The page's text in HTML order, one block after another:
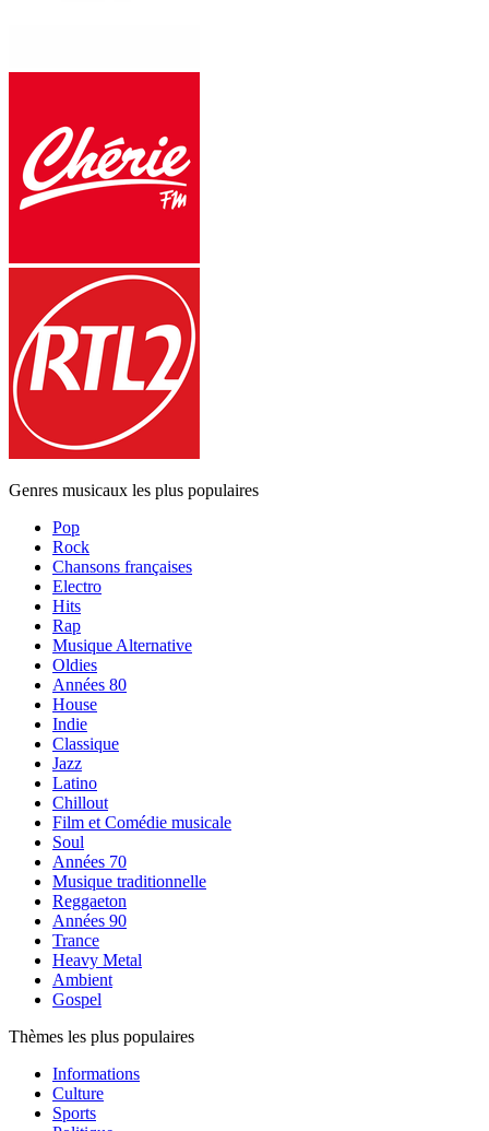
Genres musicaux les plus populaires
Pop
Rock
Chansons françaises
Electro
Hits
Rap
Musique Alternative
Oldies
Années 80
House
Indie
Classique
Jazz
Latino
Chillout
Film et Comédie musicale
Soul
Années 70
Musique traditionnelle
Reggaeton
Années 90
Trance
Heavy Metal
Ambient
Gospel
Thèmes les plus populaires
Informations
Culture
Sports